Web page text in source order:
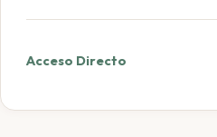
Acceso Directo